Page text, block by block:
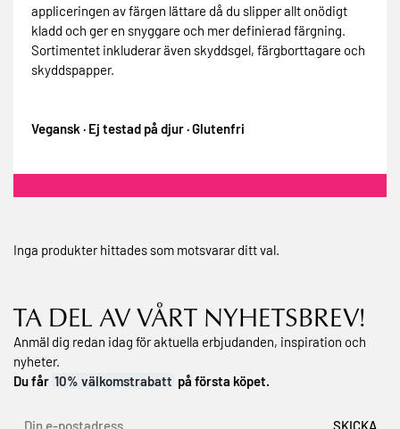
appliceringen av färgen lättare då du slipper allt onödigt
kladd och ger en snyggare och mer definierad färgning.
Sortimentet inkluderar även skyddsgel, färgborttagare och
skyddspapper.
Vegansk · Ej testad på djur · Glutenfri
Inga produkter hittades som motsvarar ditt val.
TA DEL AV VÅRT NYHETSBREV!
Anmäl dig redan idag för aktuella erbjudanden, inspiration och
nyheter.
Du får 10% välkomstrabatt på första köpet.